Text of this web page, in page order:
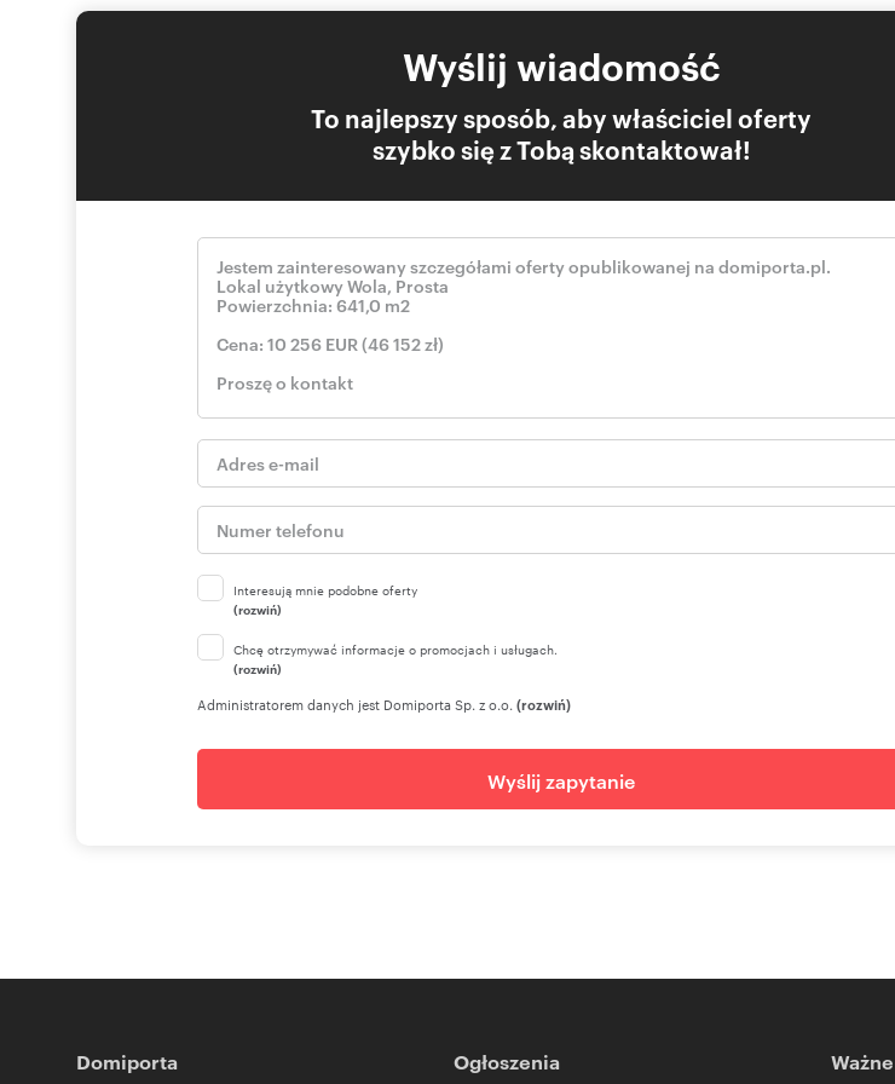
Wyślij wiadomość
To najlepszy sposób, aby właściciel oferty
szybko się z Tobą skontaktował!
Interesują mnie podobne oferty
(rozwiń)
Chcę otrzymywać informacje o promocjach i usługach.
(rozwiń)
Administratorem danych jest Domiporta Sp. z o.o. (rozwiń)
Wyślij zapytanie
Domiporta Ogłoszenia